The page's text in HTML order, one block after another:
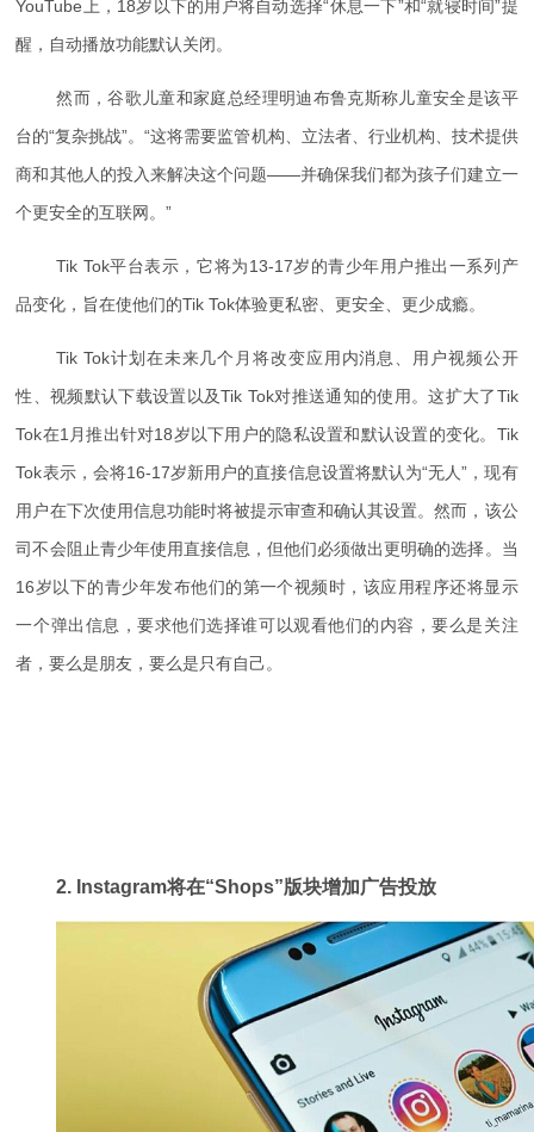
YouTube上，18岁以下的用户将自动选择“休息一下”和“就寝时间”提
醒，自动播放功能默认关闭。
然而，谷歌儿童和家庭总经理明迪布鲁克斯称儿童安全是该平
台的“复杂挑战”。“这将需要监管机构、立法者、行业机构、技术提供
商和其他人的投入来解决这个问题——并确保我们都为孩子们建立一
个更安全的互联网。”
Tik Tok平台表示，它将为13-17岁的青少年用户推出一系列产
品变化，旨在使他们的Tik Tok体验更私密、更安全、更少成瘾。
Tik Tok计划在未来几个月将改变应用内消息、用户视频公开
性、视频默认下载设置以及Tik Tok对推送通知的使用。这扩大了Tik
Tok在1月推出针对18岁以下用户的隐私设置和默认设置的变化。Tik
Tok表示，会将16-17岁新用户的直接信息设置将默认为“无人”，现有
用户在下次使用信息功能时将被提示审查和确认其设置。然而，该公
司不会阻止青少年使用直接信息，但他们必须做出更明确的选择。当
16岁以下的青少年发布他们的第一个视频时，该应用程序还将显示
一个弹出信息，要求他们选择谁可以观看他们的内容，要么是关注
者，要么是朋友，要么是只有自己。
2. Instagram将在“Shops”版块增加广告投放